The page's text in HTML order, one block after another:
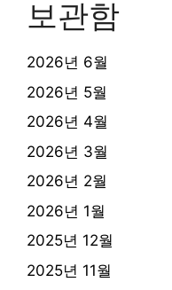
보관함
2026년 6월
2026년 5월
2026년 4월
2026년 3월
2026년 2월
2026년 1월
2025년 12월
2025년 11월